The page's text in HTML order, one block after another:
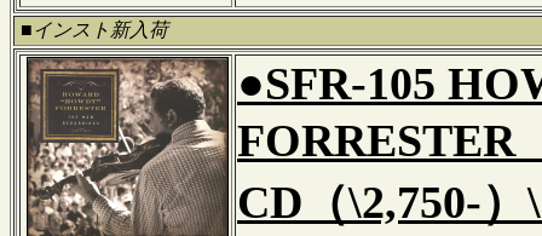
■インスト新入荷
●SFR-105
FORRESTER
CD（\2,750-）